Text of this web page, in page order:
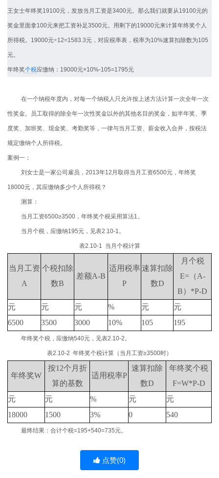
王女士年终奖19100元，发放当月工资是3400元。那么我们就要从19100元的
奖金里面拿100元来把工资补足3500元。用剩下的19000元来计算年终奖个人
所得税。19000元÷12=1583.3元，对应税率表，税率为10%速算扣除数为105
元。
年终奖个税应缴纳：19000元×10%-105=1795元
在一个纳税年度内，对每一个纳税人只允许按上述方法计算一次全年一次
性奖金。员工取得的除全年一次性奖金以外的其他名目的奖金，如半年奖、季
度奖、加班奖、现金奖、考勤奖等，一律与当月工资、薪金收入合并，按税法
规定缴纳个人所得税。
案例一：
刘女士是一家公司雇员，2013年12月取得当月工资6500元，年终奖
18000元，其应缴纳多少个人所得税？
测算：
当月工资6500≥3500，年终奖个税采用算法1。
当月个税，应缴纳195元，见表2.10-1。
表2.10-1 当月个税计算
当月工资
A
个税扣除
数B
差额A-B
适用税率
P
速算扣除
数D
月个税
E=（A-
B） *P-D
元
元 元 % 元
元
6500
3500 3000 10% 105 195
年终奖个税，应缴纳540元，见表2.10-2。
表2.10-2 年终奖个税计算（当月工资≥3500时）
年终奖W
按12个月折
算的基数
适用税率P
速算扣除
数D
年终奖个税
F=W*P-D
元
元 % 元
元
18000
1500 3% 0 540
最终结果：合计个税=195+540=735元。
点赞(0)